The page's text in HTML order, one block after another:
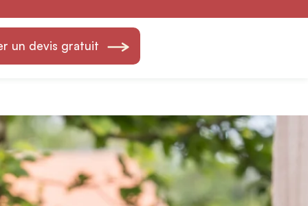
un devis gratuit
Création &